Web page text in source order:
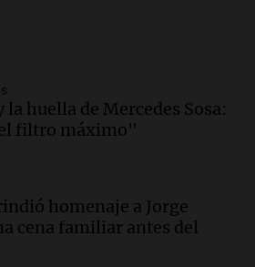
tras caer dos autos desde
llegará esta noche a
acompañar a su familia
Propiedad Privada: el revés
expuso una debilidad
huella de Mercedes Sosa:
filtro máximo"
homenaje a Jorge
cena familiar antes del